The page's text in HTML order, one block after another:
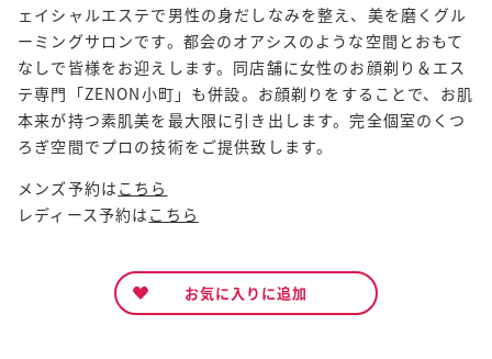
ェイシャルエステで男性の身だしなみを整え、美を磨くグル
ーミングサロンです。都会のオアシスのような空間とおもて
なしで皆様をお迎えします。同店舗に女性のお顔剃り＆エス
テ専門「ZENON小町」も併設。お顔剃りをすることで、お肌
本来が持つ素肌美を最大限に引き出します。完全個室のくつ
ろぎ空間でプロの技術をご提供致します。
メンズ予約は こちら
レディース予約は こちら
お気に入りに追加